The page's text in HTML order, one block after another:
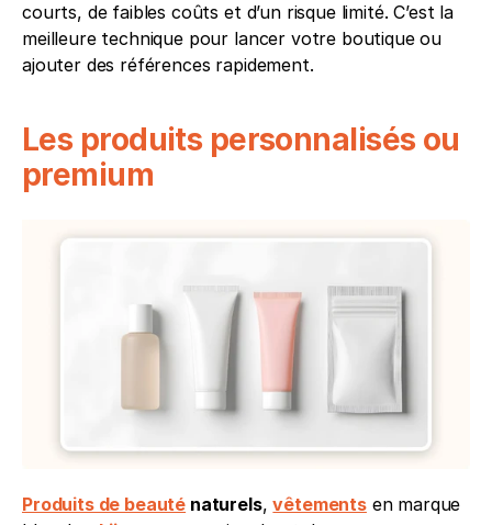
courts, de faibles coûts et d’un risque limité. C’est la
meilleure technique pour lancer votre boutique ou
ajouter des références rapidement.
Les produits personnalisés ou
premium
Produits de beauté naturels, vêtements en marque